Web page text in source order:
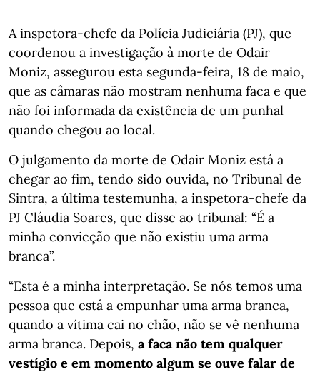
A inspetora-chefe da Polícia Judiciária (PJ), que
coordenou a investigação à morte de Odair
Moniz, assegurou esta segunda-feira, 18 de maio,
que as câmaras não mostram nenhuma faca e que
não foi informada da existência de um punhal
quando chegou ao local.
O julgamento da morte de Odair Moniz está a
chegar ao fim, tendo sido ouvida, no Tribunal de
Sintra, a última testemunha, a inspetora-chefe da
PJ Cláudia Soares, que disse ao tribunal: “É a
minha convicção que não existiu uma arma
branca”.
“Esta é a minha interpretação. Se nós temos uma
pessoa que está a empunhar uma arma branca,
quando a vítima cai no chão, não se vê nenhuma
arma branca. Depois, a faca não tem qualquer
vestígio e em momento algum se ouve falar de